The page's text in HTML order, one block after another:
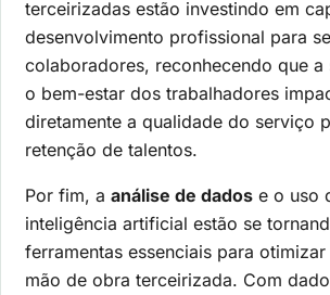
terceirizadas estão investindo em
desenvolvimento profissional para
colaboradores, reconhecendo que a
o bem-estar dos trabalhadores
diretamente a qualidade do serviço
retenção de talentos.
Por fim, a análise de dados e o uso
inteligência artificial estão se
ferramentas essenciais para
mão de obra terceirizada. Com